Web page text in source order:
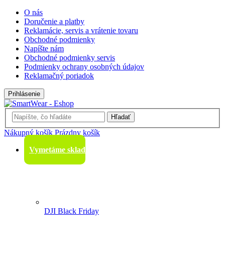
O nás
Doručenie a platby
Reklamácie, servis a vrátenie tovaru
Obchodné podmienky
Napíšte nám
Obchodné podmienky servis
Podmienky ochrany osobných údajov
Reklamačný poriadok
Prihlásenie
Hľadať
Nákupný košík Prázdny košík
Vymetáme sklad
DJI Black Friday